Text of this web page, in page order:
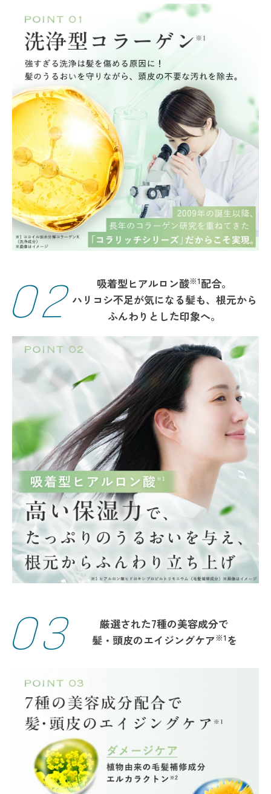
02 吸着型ヒアルロン酸※1配合。
ハリコシ不足が気になる髪も、根元から
ふんわりとした印象へ。
03
厳選された7種の美容成分で
髪・頭皮のエイジングケア※1を